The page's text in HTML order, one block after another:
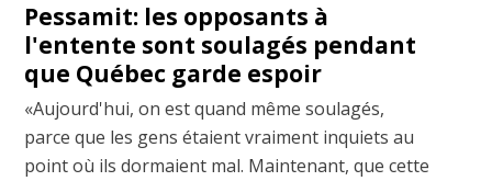
Pessamit: les opposants à
l'entente sont soulagés pendant
que Québec garde espoir
«Aujourd'hui, on est quand même soulagés,
parce que les gens étaient vraiment inquiets au
point où ils dormaient mal. Maintenant, que cette